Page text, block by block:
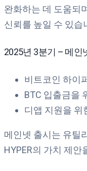
완화하는 데 도움되
신뢰를 높일 수 있습
2025년 3분기 – 메인
비트코인 하이
BTC 입출금을
디앱 지원을 위
메인넷 출시는 유틸
HYPER의 가치 제